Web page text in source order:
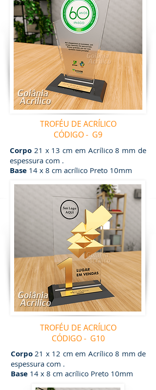
TROFÉU DE ACRÍLICO
CÓDIGO - G9
Corpo 21 x 13 cm em Acrílico 8 mm de
espessura com .
Base 14 x 8 cm acrílico Preto 10mm
TROFÉU DE ACRÍLICO
CÓDIGO - G10
Corpo 21 x 12 cm em Acrílico 8 mm de
espessura com .
Base 14 x 8 cm acrílico Preto 10mm